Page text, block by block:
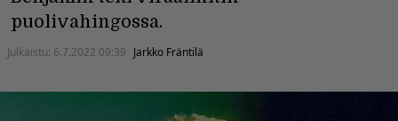
puolivahingossa.
Julkaistu: 6.7.2022 09:39 Jarkko Fräntilä